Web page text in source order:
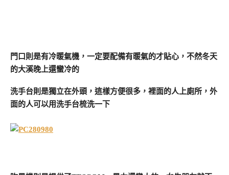
門口則是有冷暖氣機，一定要配備有暖氣的才貼心，不然冬天
的大溪晚上還蠻冷的
洗手台則是獨立在外頭，這樣方便很多，裡面的人上廁所，外
面的人可以用洗手台梳洗一下